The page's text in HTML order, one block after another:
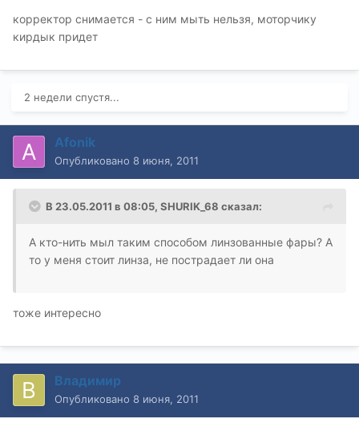
корректор снимается - с ним мыть нельзя, моторчику
кирдык придет
2 недели спустя...
Afonik
Опубликовано 8 июня, 2011
В 23.05.2011 в 08:05, SHURIK_68 сказал:
А кто-нить мыл таким способом линзованные фары? А
то у меня стоит линза, не пострадает ли она
тоже интересно
Владимир
Опубликовано 8 июня, 2011